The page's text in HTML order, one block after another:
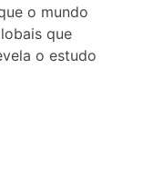
o mundo
que
o estudo